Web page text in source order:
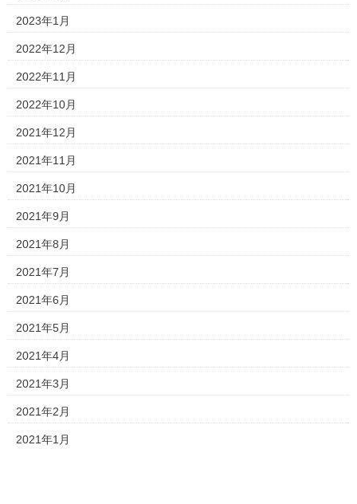
2023年1月
2022年12月
2022年11月
2022年10月
2021年12月
2021年11月
2021年10月
2021年9月
2021年8月
2021年7月
2021年6月
2021年5月
2021年4月
2021年3月
2021年2月
2021年1月